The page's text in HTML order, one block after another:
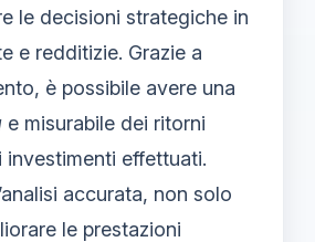
le decisioni strategiche in
e redditizie. Grazie a
è possibile avere una
e misurabile dei ritorni
investimenti effettuati.
accurata, non solo
le prestazioni